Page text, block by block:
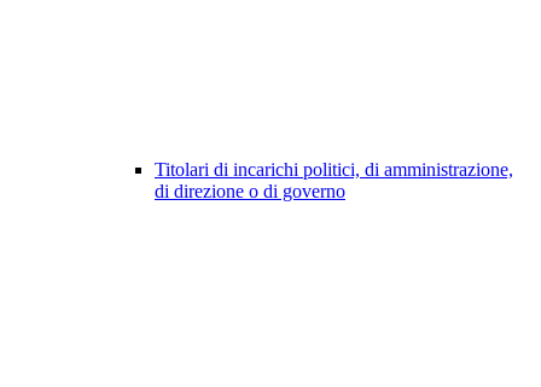
Titolari di incarichi politici, di amministrazione,
di direzione o di governo